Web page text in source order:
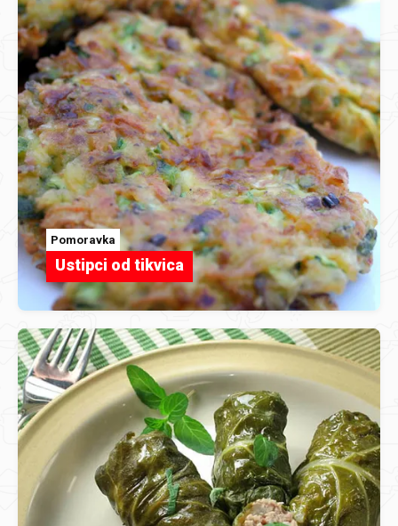
Pomoravka
Ustipci od tikvica